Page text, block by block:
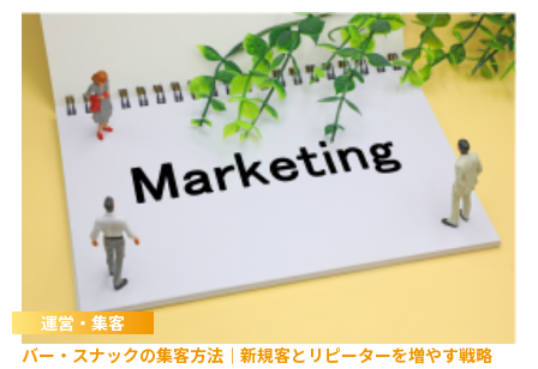
運営・集客
バー・スナックの集客方法｜新規客とリピーターを増やす戦略